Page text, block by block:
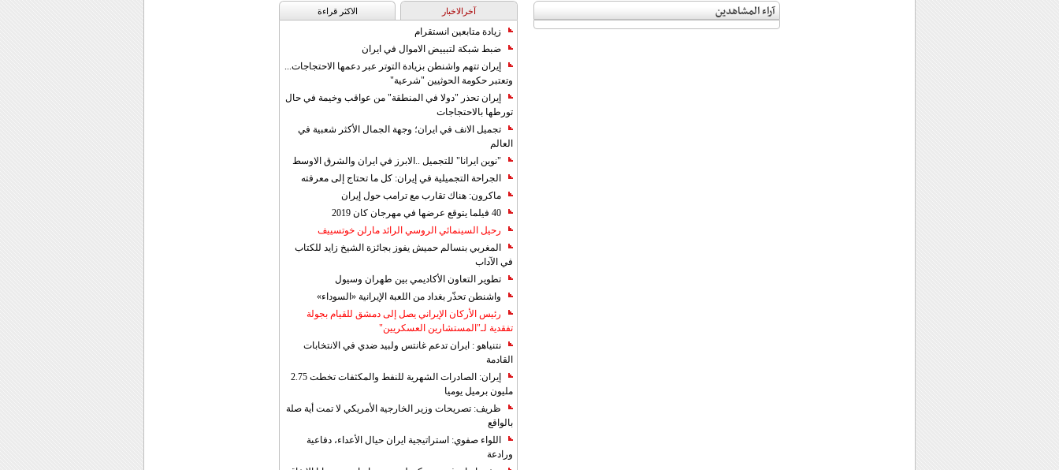
آراء المشاهدين آخرالاخبار الاکثر قراءة
زيادة متابعين انستقرام
ضبط شبكة لتبييض الاموال في ايران
إيران تتهم واشنطن بزيادة التوتر عبر دعمها الاحتجاجات...
وتعتبر حكومة الحوثيين "شرعية"
إيران تحذر "دولا في المنطقة" من عواقب وخيمة في حال
تورطها بالاحتجاجات
تجميل الانف في ايران؛ وجهة الجمال الأكثر شعبية في
العالم
"نوين ايرانا" للتجميل ..الابرز في ايران والشرق الاوسط
الجراحة التجميلية في إيران: كل ما تحتاج إلى معرفته
ماكرون: هناك تقارب مع ترامب حول إيران
40 فيلما يتوقع عرضها في مهرجان كان 2019
رحيل السينمائي الروسي الرائد مارلن خوتسييف
المغربي بنسالم حميش يفوز بجائزة الشيخ زايد للكتاب
في الآداب
تطوير التعاون الأكاديمي بين طهران وسيول
واشنطن تحذّر بغداد من اللعبة الإيرانية «السوداء»
رئيس الأركان الإيراني يصل إلى دمشق للقيام بجولة
تفقدية لـ"المستشارين العسكريين"
نتنياهو : ايران تدعم غانتس ولبيد ضدي في الانتخابات
القادمة
إيران: الصادرات الشهریة للنفط والمكثفات تخطت 2.75
مليون برميل يوميا
ظريف: تصريحات وزير الخارجية الأمريكي لا تمت أية صلة
بالواقع
اللواء صفوي: استراتيجية ايران حيال الأعداء، دفاعية
ورادعة